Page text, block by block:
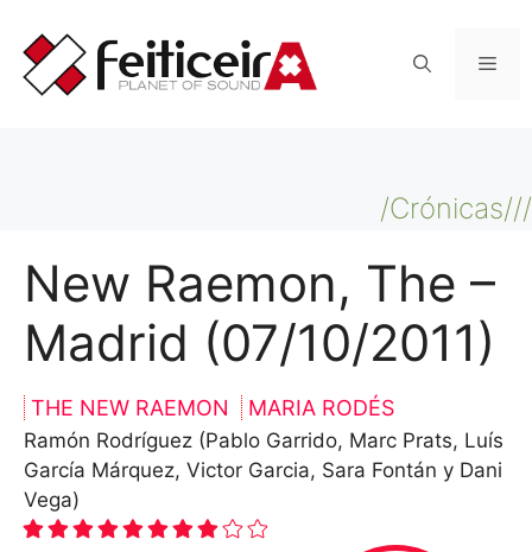
contenido
/Crónicas///
New Raemon, The –
Madrid (07/10/2011)
THE NEW RAEMON MARIA RODÉS
Ramón Rodríguez (Pablo Garrido, Marc Prats, Luís
García Márquez, Victor Garcia, Sara Fontán y Dani
Vega)